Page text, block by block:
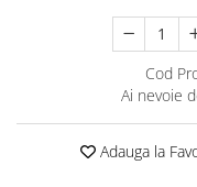
Politică/Geopolitică
Sociologie
Cod
Ai nevoie
Adauga la